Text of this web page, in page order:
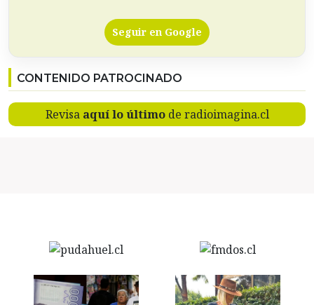
Seguir en Google
CONTENIDO PATROCINADO
Revisa aquí lo últimode radioimagina.cl